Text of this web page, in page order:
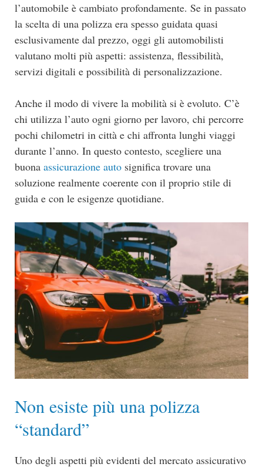
l’automobile è cambiato profondamente. Se in passato
la scelta di una polizza era spesso guidata quasi
esclusivamente dal prezzo, oggi gli automobilisti
valutano molti più aspetti: assistenza, flessibilità,
servizi digitali e possibilità di personalizzazione.
Anche il modo di vivere la mobilità si è evoluto. C’è
chi utilizza l’auto ogni giorno per lavoro, chi percorre
pochi chilometri in città e chi affronta lunghi viaggi
durante l’anno. In questo contesto, scegliere una
buona assicurazione auto significa trovare una
soluzione realmente coerente con il proprio stile di
guida e con le esigenze quotidiane.
Non esiste più una polizza
“standard”
Uno degli aspetti più evidenti del mercato assicurativo